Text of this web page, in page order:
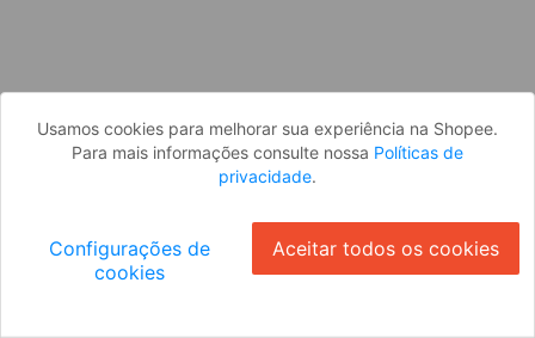
Usamos cookies para melhorar sua experiência na Shopee.
Para mais informações consulte nossa Políticas de
privacidade.
Configurações de
cookies
Aceitar todos os cookies